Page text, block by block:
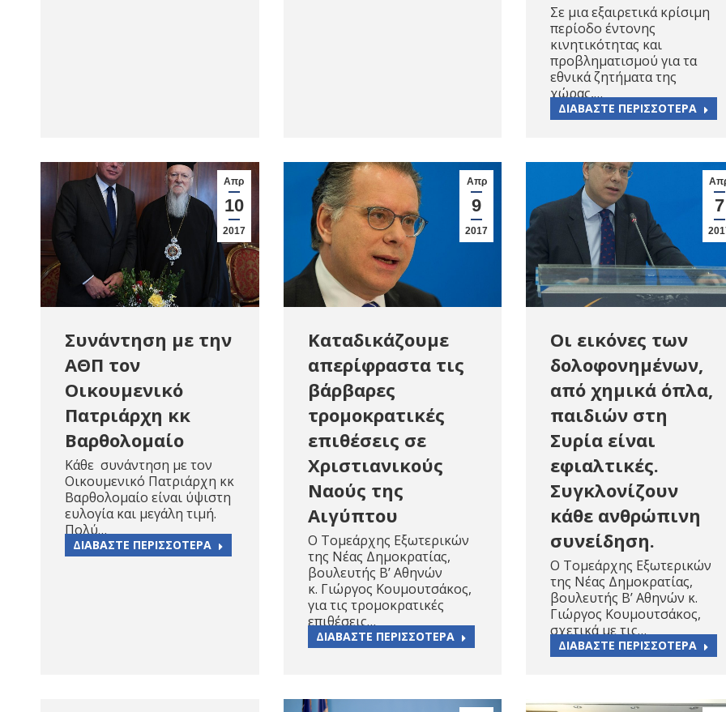
Σε μια εξαιρετικά κρίσιμη
περίοδο έντονης
κινητικότητας και
προβληματισμού για τα
εθνικά ζητήματα της
χώρας,…
ΔΙΑΒΑΣΤΕ ΠΕΡΙΣΣΟΤΕΡΑ
Απρ
10
2017
Συνάντηση με την
ΑΘΠ τον
Οικουμενικό
Πατριάρχη κκ
Βαρθολομαίο
Κάθε συνάντηση με τον
Οικουμενικό Πατριάρχη κκ
Βαρθολομαίο είναι ύψιστη
ευλογία και μεγάλη τιμή.
Πολύ…
ΔΙΑΒΑΣΤΕ ΠΕΡΙΣΣΟΤΕΡΑ
Απρ
9
2017
Καταδικάζουμε
απερίφραστα τις
βάρβαρες
τρομοκρατικές
επιθέσεις σε
Χριστιανικούς
Ναούς της
Αιγύπτου
Ο Τομεάρχης Εξωτερικών
της Νέας Δημοκρατίας,
βουλευτής Β’ Αθηνών
κ. Γιώργος Κουμουτσάκος,
για τις τρομοκρατικές
επιθέσεις…
ΔΙΑΒΑΣΤΕ ΠΕΡΙΣΣΟΤΕΡΑ
7
Οι εικόνες των
δολοφονημένων,
από χημικά όπλα,
παιδιών στη
Συρία είναι
εφιαλτικές.
Συγκλονίζουν
κάθε ανθρώπινη
συνείδηση.
Ο Τομεάρχης Εξωτερικών
της Νέας Δημοκρατίας,
βουλευτής Β’ Αθηνών κ.
Γιώργος Κουμουτσάκος,
σχετικά με τις…
ΔΙΑΒΑΣΤΕ ΠΕΡΙΣΣΟΤΕΡΑ